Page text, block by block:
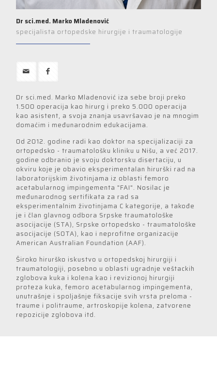
Dr sci.med. Marko Mladenović
specijalista ortopedske hirurgije i traumatologije
Dr sci.med. Marko Mladenović iza sebe broji preko
1.500 operacija kao hirurg i preko 5.000 operacija
kao asistent, a svoja znanja usavršavao je na mnogim
domaćim i međunarodnim edukacijama.
Od 2012. godine radi kao doktor na specijalizaciji za
ortopedsko - traumatološku kliniku u Nišu, a već 2017.
godine odbranio je svoju doktorsku disertaciju, u
okviru koje je obavio eksperimentalan hirurški rad na
laboratorijskim životinjama iz oblasti femoro
acetabularnog impingementa "FAI". Nosilac je
međunarodnog sertifikata za rad sa
eksperimentalnim životinjama C kategorije, a takođe
je i član glavnog odbora Srpske traumatološke
asocijacije (STA), Srpske ortopedsko - traumatološke
asocijacije (SOTA), kao i neprofitne organizacije
American Australian Foundation (AAF).
Široko hirurško iskustvo u ortopedskoj hirurgiji i
traumatologiji, posebno u oblasti ugradnje veštackih
zglobova kuka i kolena kao i revizionoj hirurgiji
proteza kuka, femoro acetabularnog impingementa,
unutrašnje i spoljašnje fiksacije svih vrsta preloma -
traume i politraume, artroskopije kolena, zatvorene
repozicije zglobova itd.